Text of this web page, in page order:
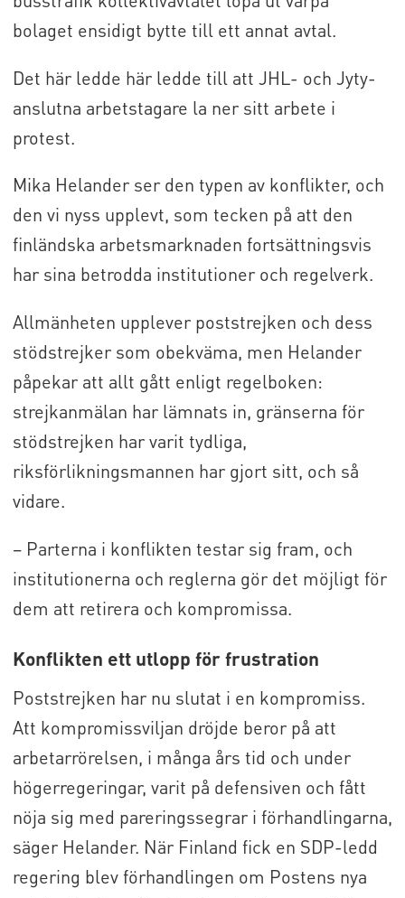
bolaget ensidigt bytte till ett annat avtal.
Det här ledde här ledde till att JHL- och Jyty-
anslutna arbetstagare la ner sitt arbete i
protest.
Mika Helander ser den typen av konflikter, och
den vi nyss upplevt, som tecken på att den
finländska arbetsmarknaden fortsättningsvis
har sina betrodda institutioner och regelverk.
Allmänheten upplever poststrejken och dess
stödstrejker som obekväma, men Helander
påpekar att allt gått enligt regelboken:
strejkanmälan har lämnats in, gränserna för
stödstrejken har varit tydliga,
riksförlikningsmannen har gjort sitt, och så
vidare.
– Parterna i konflikten testar sig fram, och
institutionerna och reglerna gör det möjligt för
dem att retirera och kompromissa.
Konflikten ett utlopp för frustration
Poststrejken har nu slutat i en kompromiss.
Att kompromissviljan dröjde beror på att
arbetarrörelsen, i många års tid och under
högerregeringar, varit på defensiven och fått
nöja sig med pareringssegrar i förhandlingarna,
säger Helander. När Finland fick en SDP-ledd
regering blev förhandlingen om Postens nya